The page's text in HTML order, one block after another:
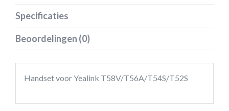
Specificaties
Beoordelingen (0)
Handset voor Yealink T58V/T56A/T54S/T52S